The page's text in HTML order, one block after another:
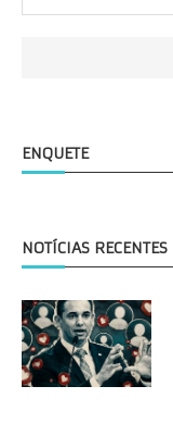
ENQUETE
NOTÍCIAS RECENTES